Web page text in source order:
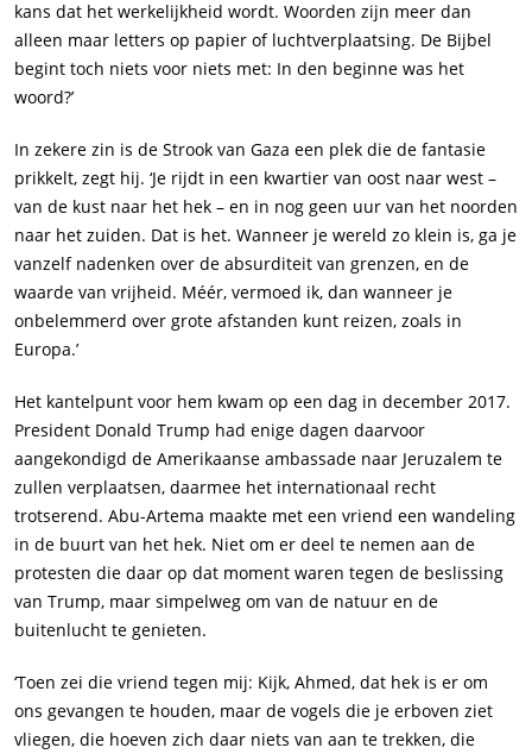
kans dat het werkelijkheid wordt. Woorden zijn meer dan
alleen maar letters op papier of luchtverplaatsing. De Bijbel
begint toch niets voor niets met: In den beginne was het
woord?’
In zekere zin is de Strook van Gaza een plek die de fantasie
prikkelt, zegt hij. ‘Je rijdt in een kwartier van oost naar west –
van de kust naar het hek – en in nog geen uur van het noorden
naar het zuiden. Dat is het. Wanneer je wereld zo klein is, ga je
vanzelf nadenken over de absurditeit van grenzen, en de
waarde van vrijheid. Méér, vermoed ik, dan wanneer je
onbelemmerd over grote afstanden kunt reizen, zoals in
Europa.’
Het kantelpunt voor hem kwam op een dag in december 2017.
President Donald Trump had enige dagen daarvoor
aangekondigd de Amerikaanse ambassade naar Jeruzalem te
zullen verplaatsen, daarmee het internationaal recht
trotserend. Abu-Artema maakte met een vriend een wandeling
in de buurt van het hek. Niet om er deel te nemen aan de
protesten die daar op dat moment waren tegen de beslissing
van Trump, maar simpelweg om van de natuur en de
buitenlucht te genieten.
‘Toen zei die vriend tegen mij: Kijk, Ahmed, dat hek is er om
ons gevangen te houden, maar de vogels die je erboven ziet
vliegen, die hoeven zich daar niets van aan te trekken, die